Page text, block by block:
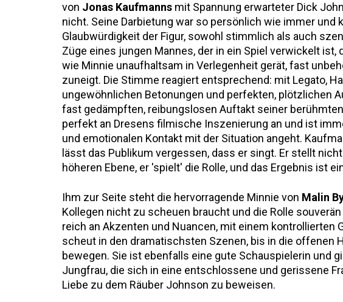
von Jonas Kaufmanns mit Spannung erwarteter Dick
nicht. Seine Darbietung war so persönlich wie immer und
Glaubwürdigkeit der Figur, sowohl stimmlich als auch
Züge eines jungen Mannes, der in ein Spiel verwickelt ist,
wie Minnie unaufhaltsam in Verlegenheit gerät, fast
zuneigt. Die Stimme reagiert entsprechend: mit Legato,
ungewöhnlichen Betonungen und perfekten, plötzlichen
fast gedämpften, reibungslosen Auftakt seiner
perfekt an Dresens filmische Inszenierung an und ist
und emotionalen Kontakt mit der Situation angeht.
lässt das Publikum vergessen, dass er singt. Er stellt
höheren Ebene, er 'spielt' die Rolle, und das Ergebnis ist
Ihm zur Seite steht die hervorragende Minnie von Malin
Kollegen nicht zu scheuen braucht und die Rolle
reich an Akzenten und Nuancen, mit einem kontrollierten
scheut in den dramatischsten Szenen, bis in die offenen
bewegen. Sie ist ebenfalls eine gute Schauspielerin und
Jungfrau, die sich in eine entschlossene und gerissene
Liebe zu dem Räuber Johnson zu beweisen.